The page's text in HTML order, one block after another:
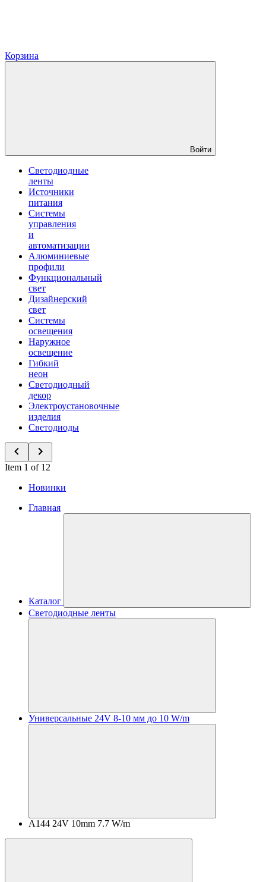
Корзина
Войти
Светодиодные
ленты
Источники
питания
Системы
управления
и
автоматизации
Алюминиевые
профили
Функциональный
свет
Дизайнерский
свет
Системы
освещения
Наружное
освещение
Гибкий
неон
Светодиодный
декор
Электроустановочные
изделия
Светодиоды
Item 1 of 12
Новинки
Главная
Каталог
Светодиодные ленты
Универсальные 24V 8-10 мм до 10 W/m
A144 24V 10mm 7.7 W/m